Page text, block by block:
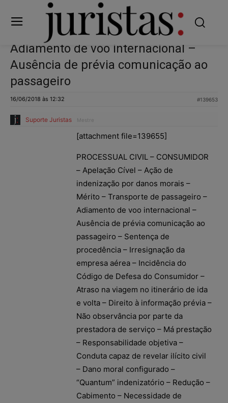
Adiamento de voo internacional –
Ausência de prévia comunicação ao
passageiro
16/06/2018 às 12:32 #139653
Suporte Juristas Mestre
[attachment file=139655]
PROCESSUAL CIVIL – CONSUMIDOR
– Apelação Cível – Ação de
indenização por danos morais –
Mérito – Transporte de passageiro –
Adiamento de voo internacional –
Ausência de prévia comunicação ao
passageiro – Sentença de
procedência – Irresignação da
empresa aérea – Incidência do
Código de Defesa do Consumidor –
Atraso na viagem no itinerário de ida
e volta – Direito à informação prévia –
Não observância por parte da
prestadora de serviço – Má prestação
– Responsabilidade objetiva –
Conduta capaz de revelar ilícito civil
– Dano moral configurado –
“Quantum” indenizatório – Redução –
Cabimento – Necessidade de